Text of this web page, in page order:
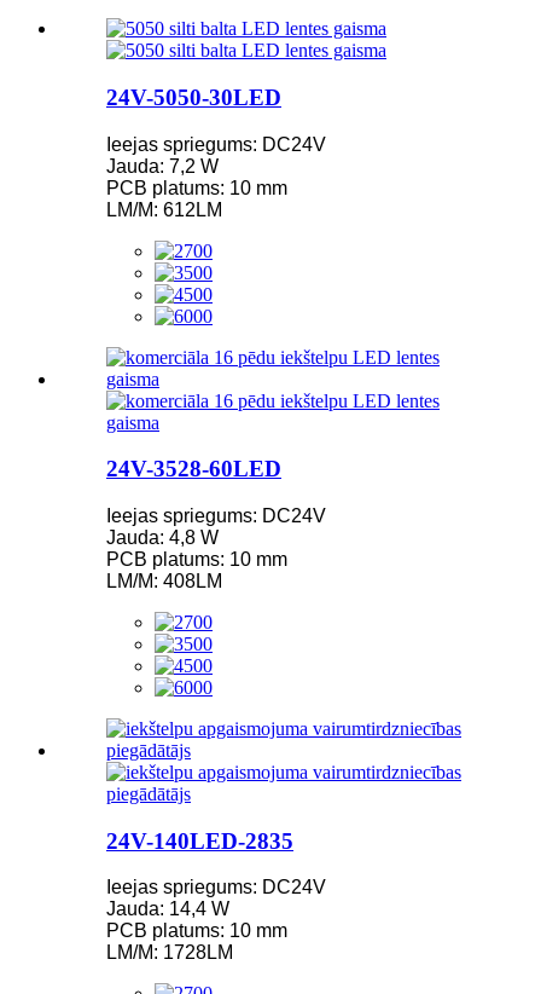
24V-5050-30LED
Ieejas spriegums: DC24V
Jauda: 7,2 W
PCB platums: 10 mm
LM/M: 612LM
24V-3528-60LED
Ieejas spriegums: DC24V
Jauda: 4,8 W
PCB platums: 10 mm
LM/M: 408LM
24V-140LED-2835
Ieejas spriegums: DC24V
Jauda: 14,4 W
PCB platums: 10 mm
LM/M: 1728LM